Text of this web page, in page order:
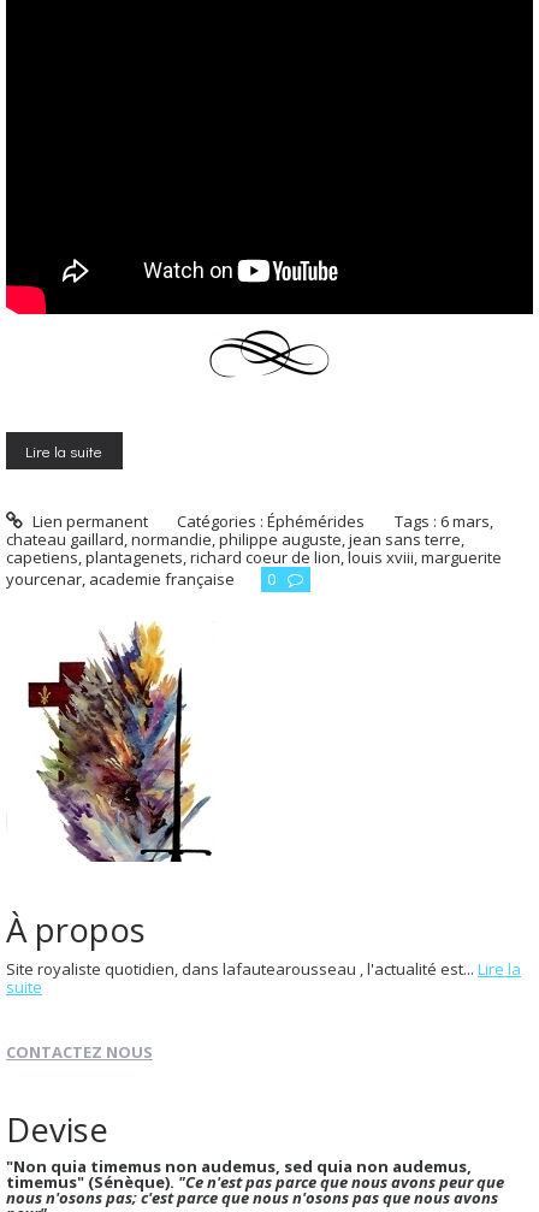
Lire la suite
Lien permanent Catégories :Éphémérides Tags : 6 mars
chateau gaillard normandie philippe auguste jean sans terre
capetiens plantagenets richard coeur de lion louis xviii marguerite
yourcenar academie française 0
À propos
Site royaliste quotidien, dans lafautearousseau , l'actualité est... Lire la
suite
CONTACTEZ NOUS
Devise
"Non quia timemus non audemus, sed quia non audemus,
timemus" (Sénèque). "Ce n'est pas parce que nous avons peur que
nous n'osons pas; c'est parce que nous n'osons pas que nous avons